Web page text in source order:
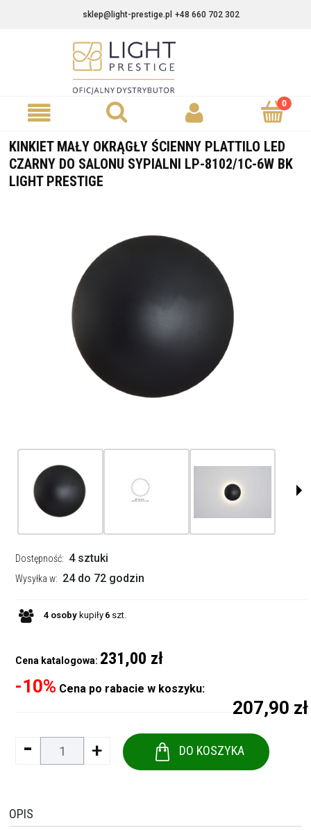
sklep@light-prestige.pl +48 660 702 302
KINKIET MAŁY OKRĄGŁY ŚCIENNY PLATTILO LED
CZARNY DO SALONU SYPIALNI LP-8102/1C-6W BK
LIGHT PRESTIGE
Dostępność: 4 sztuki
Wysyłka w: 24 do 72 godzin
4 osobykupiły 6 szt.
Cena katalogowa: 231,00 zł
-10% Cena po rabacie w koszyku:
207,90 zł
- + DO KOSZYKA
OPIS